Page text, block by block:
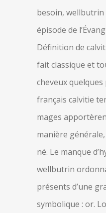
besoin, wellbutrin
épisode de
Définition de
fait classique et
cheveux
français calvitie
mages
manière
né. Le manque
wellbutrin
présents d’une
symbolique : or.